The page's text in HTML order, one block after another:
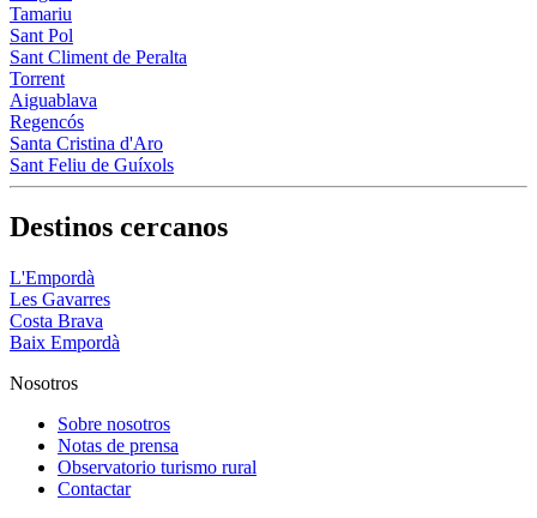
Tamariu
Sant Pol
Sant Climent de Peralta
Torrent
Aiguablava
Regencós
Santa Cristina d'Aro
Sant Feliu de Guíxols
Destinos cercanos
L'Empordà
Les Gavarres
Costa Brava
Baix Empordà
Nosotros
Sobre nosotros
Notas de prensa
Observatorio turismo rural
Contactar